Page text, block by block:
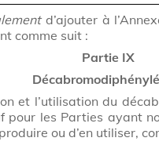
d’ajouter à
comme suit :
Partie IX
et l’utilisation du
pour les Parties ayant
ou d’en utiliser,